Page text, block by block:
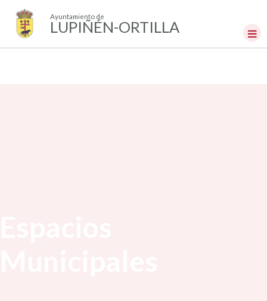
Ayuntamiento de
LUPIÑÉN-ORTILLA